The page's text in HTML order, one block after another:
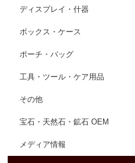
ディスプレイ・什器
ボックス・ケース
ポーチ・バッグ
工具・ツール・ケア用品
その他
宝石・天然石・鉱石 OEM
メディア情報